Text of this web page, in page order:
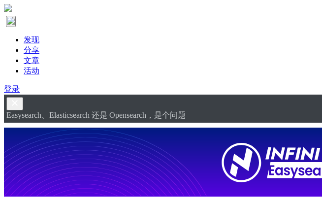
发现
分享
文章
活动
登录
Easysearch、Elasticsearch 还是 Opensearch，是个问题